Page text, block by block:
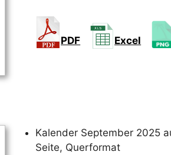
PDF Excel
Kalender September 2025
Seite, Querformat